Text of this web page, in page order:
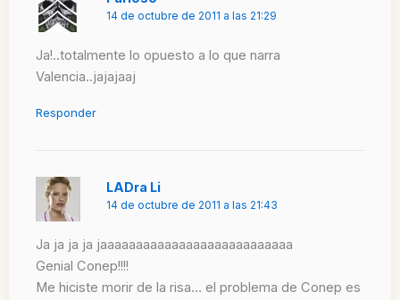
14 de octubre de 2011 a las 21:29
Ja!..totalmente lo opuesto a lo que narra
Valencia..jajajaaj
Responder
LADra Li
14 de octubre de 2011 a las 21:43
Ja ja ja ja jaaaaaaaaaaaaaaaaaaaaaaaaaaa
Genial Conep!!!!
Me hiciste morir de la risa… el problema de Conep es